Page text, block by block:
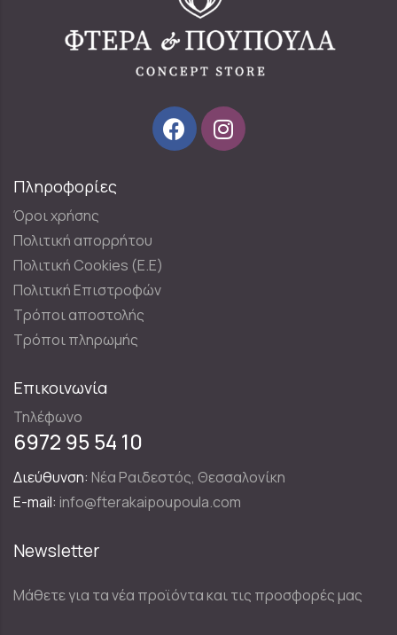
Πληροφορίες
Όροι χρήσης
Πολιτική απορρήτου
Πολιτική Cookies (E.E)
Πολιτική Επιστροφών
Τρόποι αποστολής
Τρόποι πληρωμής
Επικοινωνία
Τηλέφωνο
6972 95 54 10
Διεύθυνση: Νέα Ραιδεστός, Θεσσαλονίκη
E-mail: info@fterakaipoupoula.com
Newsletter
Μάθετε για τα νέα προϊόντα και τις προσφορές μας